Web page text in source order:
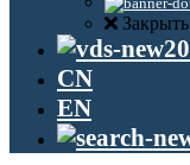
Закрыть
CN
EN